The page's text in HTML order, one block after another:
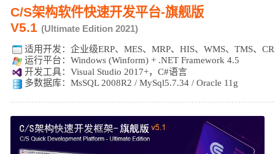
C/S架构软件快速开发平台-旗舰版
V5.1 (Ultimate Edition 2021)
适用开发： 企业级ERP、MES、MRP、HIS、WMS、TMS、
运行平台：Windows (Winform) + .NET Framework 4.5
开发工具：Visual Studio 2017+，C#语言
多数据库：MsSQL 2008R2 / MySql5.7.34 / Oracle 11g